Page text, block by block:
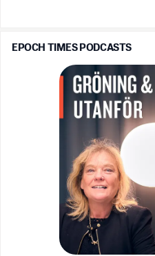
EPOCH TIMES PODCASTS